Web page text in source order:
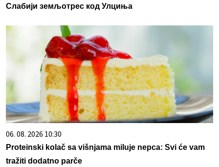
Слабији земљотрес код Улциња
06. 08. 2026 10:30
Proteinski kolač sa višnjama miluje nepca: Svi će vam
tražiti dodatno parče